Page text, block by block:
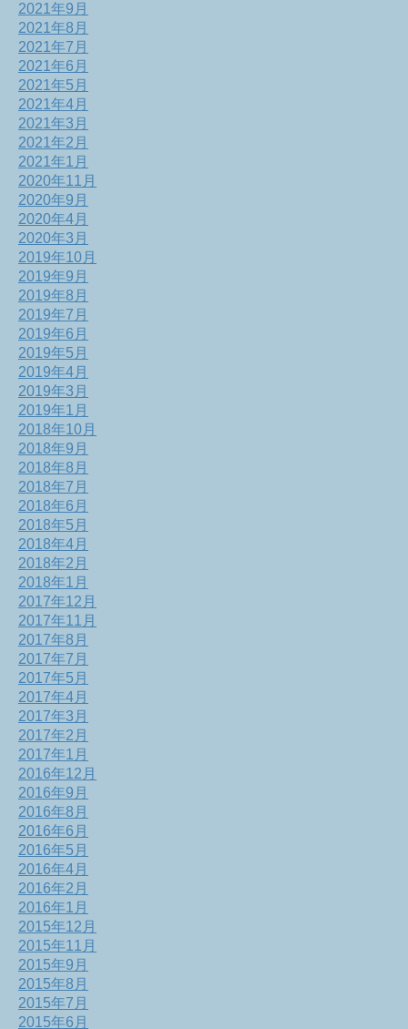
2021年9月
2021年8月
2021年7月
2021年6月
2021年5月
2021年4月
2021年3月
2021年2月
2021年1月
2020年11月
2020年9月
2020年4月
2020年3月
2019年10月
2019年9月
2019年8月
2019年7月
2019年6月
2019年5月
2019年4月
2019年3月
2019年1月
2018年10月
2018年9月
2018年8月
2018年7月
2018年6月
2018年5月
2018年4月
2018年2月
2018年1月
2017年12月
2017年11月
2017年8月
2017年7月
2017年5月
2017年4月
2017年3月
2017年2月
2017年1月
2016年12月
2016年9月
2016年8月
2016年6月
2016年5月
2016年4月
2016年2月
2016年1月
2015年12月
2015年11月
2015年9月
2015年8月
2015年7月
2015年6月